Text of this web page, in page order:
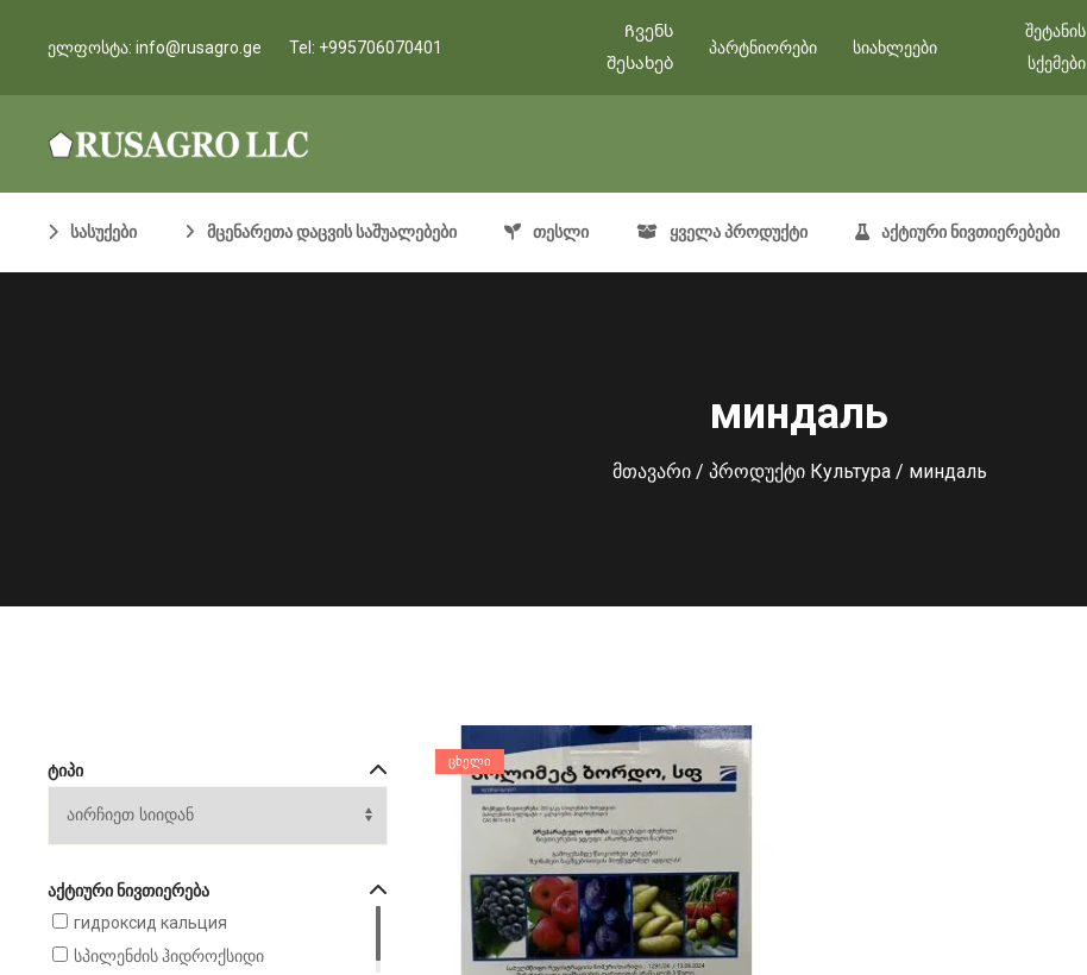
ელფოსტა: info@rusagro.ge Tel: +995706070401
Ჩვენს
შესახებ
პარტნიორები სიახლეები
შეტანის
სქემები
სასუქები მცენარეთა დაცვის საშუალებები თესლი ყველა პროდუქტი აქტიური ნივთიერებები
миндаль
მთავარი/ პროდუქტი Культура / миндаль
ᲢᲘᲞᲘ
ᲐᲥᲢᲘᲣᲠᲘ ᲜᲘᲕᲗᲘᲔᲠᲔᲑᲐ
гидроксид кальция
სპილენძის ჰიდროქსიდი
ᲪᲮᲔᲚᲘ